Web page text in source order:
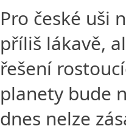
Pro české uši
příliš lákavě,
řešení
planety bude
dnes nelze